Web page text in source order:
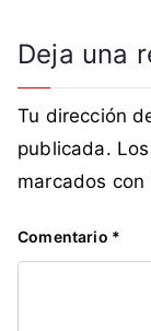
Deja una
Tu dirección
publicada.
marcados con
Comentario *